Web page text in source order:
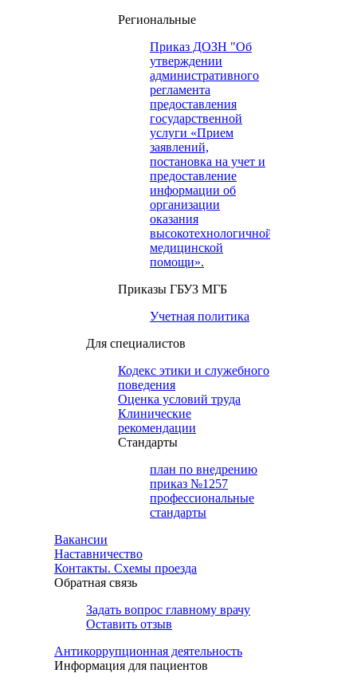
Региональные
Приказ ДОЗН "Об
утверждении
административного
регламента
предоставления
государственной
услуги «Прием
заявлений,
постановка на учет и
предоставление
информации об
организации
оказания
высокотехнологичной
медицинской
помощи».
Приказы ГБУЗ МГБ
Учетная политика
Для специалистов
Кодекс этики и служебного
поведения
Оценка условий труда
Клинические
рекомендации
Cтандарты
план по внедрению
приказ №1257
профессиональные
стандарты
Вакансии
Наставничество
Контакты. Схемы проезда
Обратная связь
Задать вопрос главному врачу
Оставить отзыв
Антикоррупционная деятельность
Информация для пациентов